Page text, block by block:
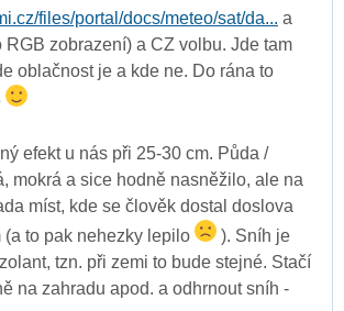
files/portal/docs/meteo/sat/da... a
RGB zobrazení) a CZ volbu. Jde tam
oblačnost je a kde ne. Do rána to
efekt u nás při 25-30 cm. Půda /
mokrá a sice hodně nasněžilo, ale na
míst, kde se člověk dostal doslova
(a to pak nehezky lepilo
). Sníh je
tzn. při zemi to bude stejné. Stačí
na zahradu apod. a odhrnout sníh -